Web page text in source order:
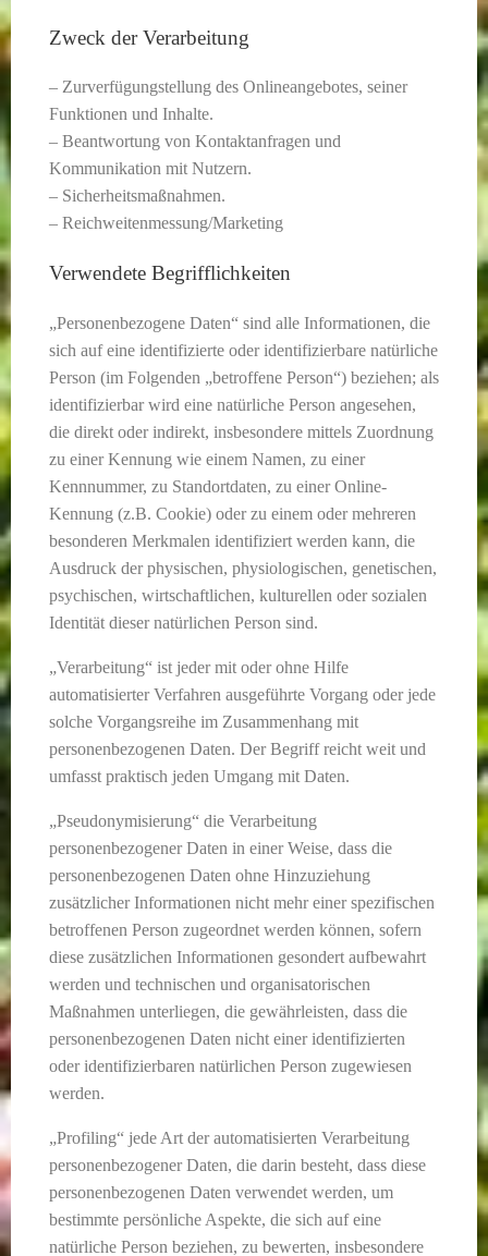
Zweck der Verarbeitung
– Zurverfügungstellung des Onlineangebotes, seiner
Funktionen und Inhalte.
– Beantwortung von Kontaktanfragen und
Kommunikation mit Nutzern.
– Sicherheitsmaßnahmen.
– Reichweitenmessung/Marketing
Verwendete Begrifflichkeiten
„Personenbezogene Daten“ sind alle Informationen, die
sich auf eine identifizierte oder identifizierbare natürliche
Person (im Folgenden „betroffene Person“) beziehen; als
identifizierbar wird eine natürliche Person angesehen,
die direkt oder indirekt, insbesondere mittels Zuordnung
zu einer Kennung wie einem Namen, zu einer
Kennnummer, zu Standortdaten, zu einer Online-
Kennung (z.B. Cookie) oder zu einem oder mehreren
besonderen Merkmalen identifiziert werden kann, die
Ausdruck der physischen, physiologischen, genetischen,
psychischen, wirtschaftlichen, kulturellen oder sozialen
Identität dieser natürlichen Person sind.
„Verarbeitung“ ist jeder mit oder ohne Hilfe
automatisierter Verfahren ausgeführte Vorgang oder jede
solche Vorgangsreihe im Zusammenhang mit
personenbezogenen Daten. Der Begriff reicht weit und
umfasst praktisch jeden Umgang mit Daten.
„Pseudonymisierung“ die Verarbeitung
personenbezogener Daten in einer Weise, dass die
personenbezogenen Daten ohne Hinzuziehung
zusätzlicher Informationen nicht mehr einer spezifischen
betroffenen Person zugeordnet werden können, sofern
diese zusätzlichen Informationen gesondert aufbewahrt
werden und technischen und organisatorischen
Maßnahmen unterliegen, die gewährleisten, dass die
personenbezogenen Daten nicht einer identifizierten
oder identifizierbaren natürlichen Person zugewiesen
werden.
„Profiling“ jede Art der automatisierten Verarbeitung
personenbezogener Daten, die darin besteht, dass diese
personenbezogenen Daten verwendet werden, um
bestimmte persönliche Aspekte, die sich auf eine
natürliche Person beziehen, zu bewerten, insbesondere